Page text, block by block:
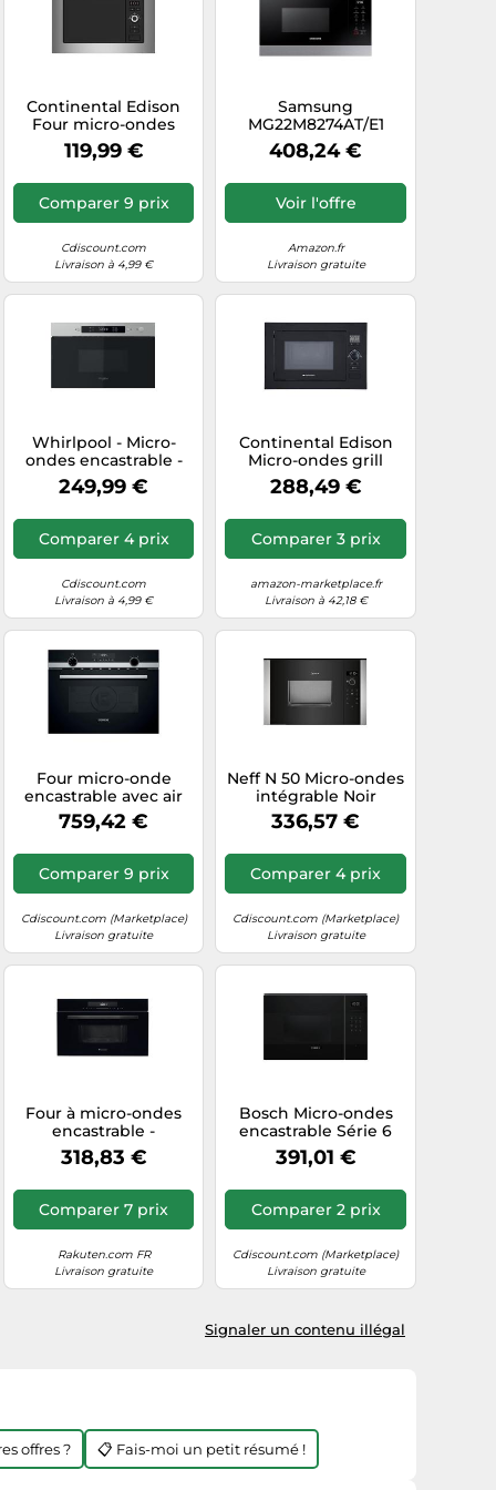
Continental Edison
Four micro-ondes
encastrable MO20IXES
20 L 800 W Noir/Inox
119,99 €
Comparer 9 prix
Cdiscount.com
Livraison à 4,99 €
Samsung
MG22M8274AT/E1
Micro-ondes
encastrable avec grill,
de cuisson 22 l, petit
micro-ondes pour
fonction maintien au
chaud, capteur
intelligent, intérieur
408,24 €
Voir l'offre
Amazon.fr
Livraison gratuite
Whirlpool - Micro-
ondes encastrable -
inox - MBNA900X
249,99 €
Comparer 4 prix
Cdiscount.com
Livraison à 4,99 €
Continental Edison
Micro-ondes grill
encastrable
CEMO25GEB2 Noir 25
cm
288,49 €
Comparer 3 prix
amazon-marketplace.fr
Livraison à 42,18 €
Four micro-onde
encastrable avec air
pulsé Siemens
CM585AGS1
759,42 €
Comparer 9 prix
Cdiscount.com (Marketplace)
Livraison gratuite
Neff N 50 Micro-ondes
intégrable Noir
336,57 €
Comparer 4 prix
Cdiscount.com (Marketplace)
Livraison gratuite
Four à micro-ondes
encastrable -
CONTINENTAL EDISON
- 1450 W - 34 L -
CEMO34CEB3 - 59,5 x
38,3 x 49,2 cm - Noir
318,83 €
Comparer 7 prix
Rakuten.com FR
Livraison gratuite
Bosch Micro-ondes
encastrable Série 6
BEL554MB2 – avec
grill, 59 x 38 cm, Noir
391,01 €
Comparer 2 prix
Cdiscount.com (Marketplace)
Livraison gratuite
Signaler un contenu illégal
offres ? 📋 Fais-moi un petit résumé !